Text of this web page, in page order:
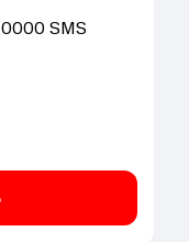
SMS